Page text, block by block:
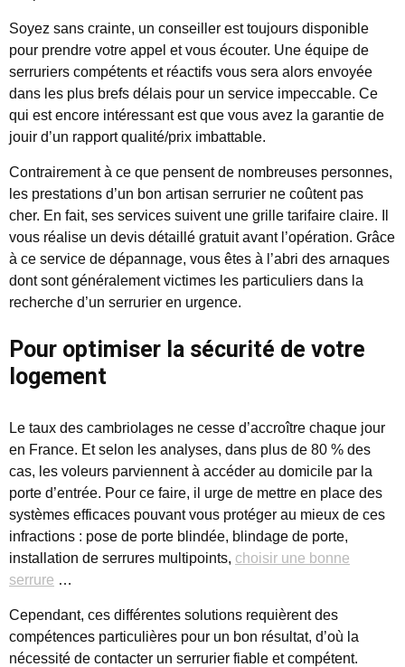
Soyez sans crainte, un conseiller est toujours disponible
pour prendre votre appel et vous écouter. Une équipe de
serruriers compétents et réactifs vous sera alors envoyée
dans les plus brefs délais pour un service impeccable. Ce
qui est encore intéressant est que vous avez la garantie de
jouir d’un rapport qualité/prix imbattable.
Contrairement à ce que pensent de nombreuses personnes,
les prestations d’un bon artisan serrurier ne coûtent pas
cher. En fait, ses services suivent une grille tarifaire claire. Il
vous réalise un devis détaillé gratuit avant l’opération. Grâce
à ce service de dépannage, vous êtes à l’abri des arnaques
dont sont généralement victimes les particuliers dans la
recherche d’un serrurier en urgence.
Pour optimiser la sécurité de votre
logement
Le taux des cambriolages ne cesse d’accroître chaque jour
en France. Et selon les analyses, dans plus de 80 % des
cas, les voleurs parviennent à accéder au domicile par la
porte d’entrée. Pour ce faire, il urge de mettre en place des
systèmes efficaces pouvant vous protéger au mieux de ces
infractions : pose de porte blindée, blindage de porte,
installation de serrures multipoints, choisir une bonne
serrure …
Cependant, ces différentes solutions requièrent des
compétences particulières pour un bon résultat, d’où la
nécessité de contacter un serrurier fiable et compétent.